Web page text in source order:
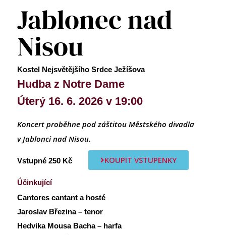
Jablonec nad
Nisou
Kostel Nejsvětějšího Srdce Ježíšova
Hudba z Notre Dame
Úterý 16. 6. 2026 v 19:00
Koncert proběhne pod záštitou Městského divadla
v Jablonci nad Nisou.
Vstupné 250 Kč
Účinkující
KOUPIT VSTUPENKY
Cantores cantant a hosté
Jaroslav Březina – tenor
Hedvika Mousa Bacha – harfa